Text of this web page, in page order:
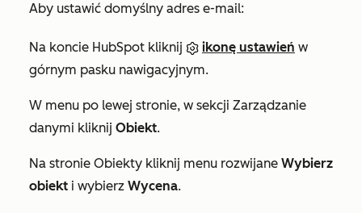
Aby ustawić domyślny adres e-mail:
Na koncie HubSpot kliknij ikonę ustawień w
górnym pasku nawigacyjnym.
W menu po lewej stronie, w sekcji Zarządzanie
danymi kliknij Obiekt.
Na stronie Obiekty kliknij menu rozwijane Wybierz
obiekt i wybierz Wycena.